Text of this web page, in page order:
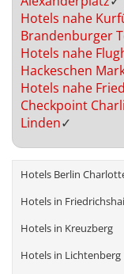
Hotels nahe
Brandenburger
Hotels nahe
Hackeschen
Hotels nahe
Checkpoint
Linden✓
Hotels Berlin
Hotels in
Hotels in Kreuzberg
Hotels in Lichtenberg